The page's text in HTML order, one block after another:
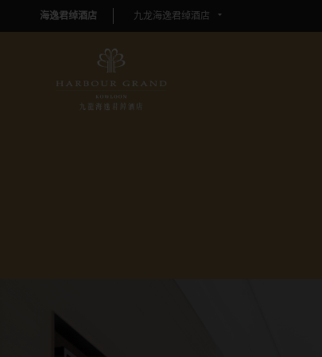
海逸君绰酒店 九龙海逸君绰酒店